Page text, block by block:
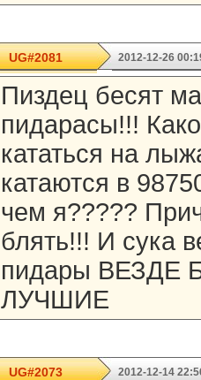
UG#2081 2012-12-26
Пиздец бесят
пидарасы!!!
кататься на
катаются в
чем я?????
блять!!! И сука
пидары
ЛУЧШИЕ
UG#2073 2012-12-14